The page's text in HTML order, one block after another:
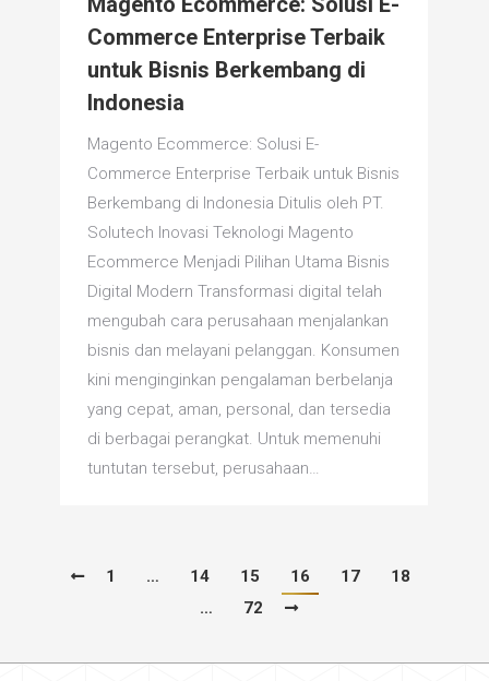
Commerce Enterprise Terbaik
untuk Bisnis Berkembang di
Indonesia
Magento Ecommerce: Solusi E-
Commerce Enterprise Terbaik untuk Bisnis
Berkembang di Indonesia Ditulis oleh PT.
Solutech Inovasi Teknologi Magento
Ecommerce Menjadi Pilihan Utama Bisnis
Digital Modern Transformasi digital telah
mengubah cara perusahaan menjalankan
bisnis dan melayani pelanggan. Konsumen
kini menginginkan pengalaman berbelanja
yang cepat, aman, personal, dan tersedia
di berbagai perangkat. Untuk memenuhi
tuntutan tersebut, perusahaan…
1 … 14 15 16 17
18
…
72